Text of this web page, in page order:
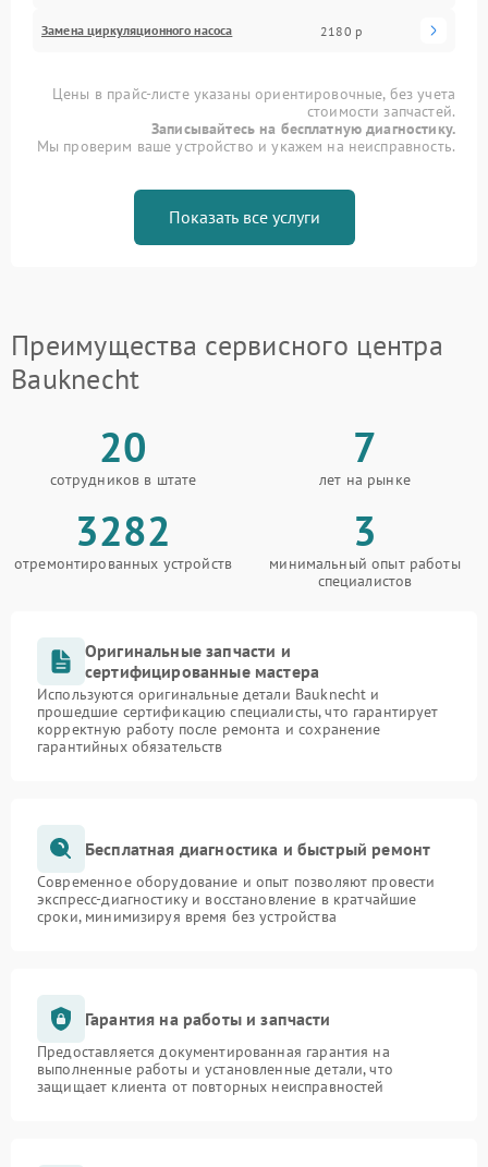
Замена циркуляционного насоса 2180 р
Цены в прайс-листе указаны ориентировочные, без учета
стоимости запчастей.
Записывайтесь на бесплатную диагностику.
Мы проверим ваше устройство и укажем на неисправность.
Показать все услуги
Преимущества сервисного центра
Bauknecht
20
сотрудников в штате
7
лет на рынке
3282
отремонтированных устройств
3
минимальный опыт работы
специалистов
Оригинальные запчасти и
сертифицированные мастера
Используются оригинальные детали Bauknecht и
прошедшие сертификацию специалисты, что гарантирует
корректную работу после ремонта и сохранение
гарантийных обязательств
Бесплатная диагностика и быстрый ремонт
Современное оборудование и опыт позволяют провести
экспресс-диагностику и восстановление в кратчайшие
сроки, минимизируя время без устройства
Гарантия на работы и запчасти
Предоставляется документированная гарантия на
выполненные работы и установленные детали, что
защищает клиента от повторных неисправностей